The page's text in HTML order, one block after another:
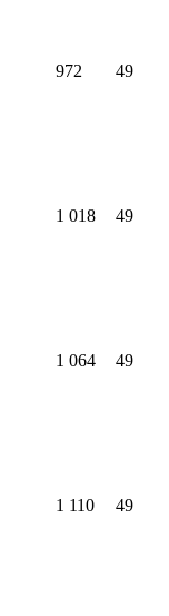
972 49
1 018 49
1 064 49
1 110 49